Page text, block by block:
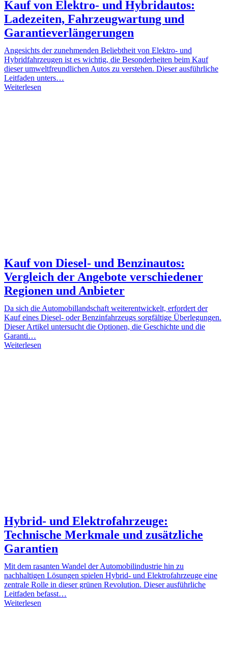
Kauf von Elektro- und Hybridautos:
Ladezeiten, Fahrzeugwartung und
Garantieverlängerungen
Angesichts der zunehmenden Beliebtheit von Elektro- und
Hybridfahrzeugen ist es wichtig, die Besonderheiten beim Kauf
dieser umweltfreundlichen Autos zu verstehen. Dieser ausführliche
Leitfaden unters…
Weiterlesen
Kauf von Diesel- und Benzinautos:
Vergleich der Angebote verschiedener
Regionen und Anbieter
Da sich die Automobillandschaft weiterentwickelt, erfordert der
Kauf eines Diesel- oder Benzinfahrzeugs sorgfältige Überlegungen.
Dieser Artikel untersucht die Optionen, die Geschichte und die
Garanti…
Weiterlesen
Hybrid- und Elektrofahrzeuge:
Technische Merkmale und zusätzliche
Garantien
Mit dem rasanten Wandel der Automobilindustrie hin zu
nachhaltigen Lösungen spielen Hybrid- und Elektrofahrzeuge eine
zentrale Rolle in dieser grünen Revolution. Dieser ausführliche
Leitfaden befasst…
Weiterlesen